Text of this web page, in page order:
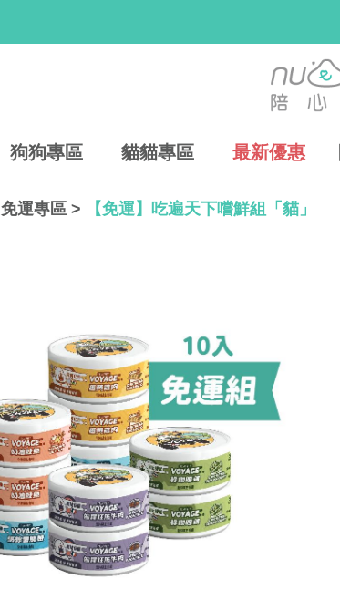
狗狗專區 貓貓專區 最新優惠
免運專區 > 【免運】吃遍天下嚐鮮組「貓」